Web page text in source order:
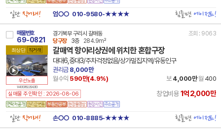
일단직거래! 엄○○ 010-9580-★★★★ 힘들면에이전트!
매물번호
69-0821
최상단 직거래
우선노출
14 41310 7852 250421 101
경기북부 구리시 갈매동
조회 : 9063
당구장
3층 284.9m²
갈매역 항아리상권에 위치한 혼합구장
대대6,중대3/주차걱정없음/상가밀집지역/유동인구
권리금8,000만
월수익 590만(4.9%) 보4,000만 월 400
실매물 주인확인 : 2026-08-06 창업비용1억2,000만
일단직거래! 손○○ 010-8885-★★★★ 힘들면에이전트!